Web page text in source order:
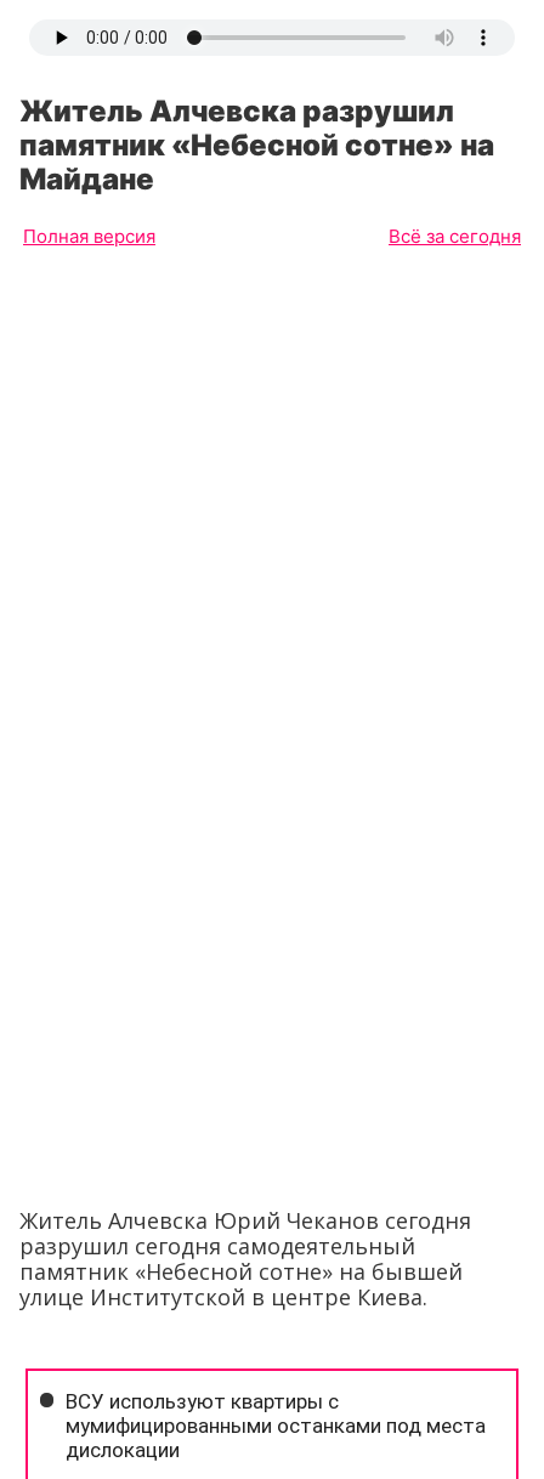
Житель Алчевска разрушил
памятник «Небесной сотне» на
Майдане
Полная версия Всё за сегодня
Житель Алчевска Юрий Чеканов сегодня
разрушил сегодня самодеятельный
памятник «Небесной сотне» на бывшей
улице Институтской в центре Киева.